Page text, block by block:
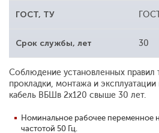
ГОСТ, ТУ
Срок службы, лет 30
Соблюдение установленных правил
прокладки, монтажа и эксплуатации
кабель ВБШв 2х120 свыше 30 лет.
Номинальное рабочее переменное
частотой 50 Гц.